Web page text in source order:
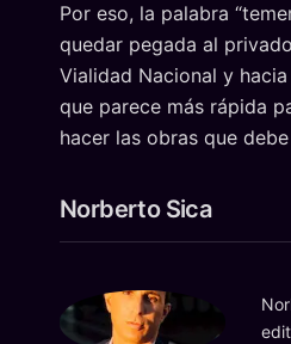
Por eso, la palabra
quedar pegada al
Vialidad Nacional y
que parece más rápida
hacer las obras que
Norberto Sica